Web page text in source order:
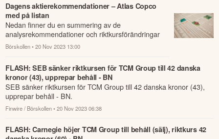
Dagens aktierekommendationer – Atlas Copco
med på listan
Nedan finner du en summering av de
analysrekommendationer och riktkursförändringar
som har rapporterats om idag den 20 november.
Börskollen • 20 Nov 2023 13:00
FLASH: SEB sänker riktkursen för TCM Group till 42 danska
kronor (43), upprepar behåll - BN
SEB sänker riktkursen för TCM Group till 42 danska kronor (43),
upprepar behåll - BN.
Finwire / Börskollen • 20 Nov 2023 06:38
FLASH: Carnegie höjer TCM Group till behåll (sälj), riktkurs 42